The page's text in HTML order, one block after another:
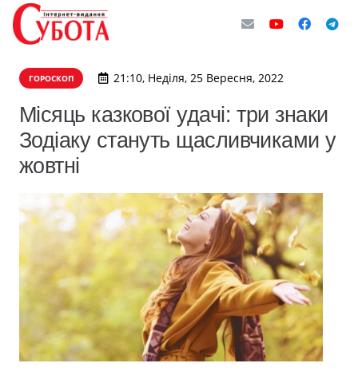
ГОРОСКОП 21:10, Неділя, 25 Вересня, 2022
Місяць казкової удачі: три знаки
Зодіаку стануть щасливчиками у
жовтні